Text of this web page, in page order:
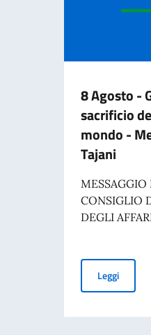
8 Agosto -
sacrificio
mondo -
Tajani
MESSAGGIO
CONSIGLIO
DEGLI
Leggi8